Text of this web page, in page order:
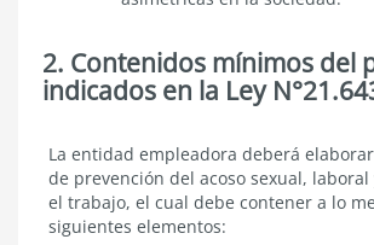
2. Contenidos mínimos del
indicados en la Ley
Contenidos
mínimos
del
protocolo
indicados
La entidad empleadora deberá
de prevención del acoso sexual,
el trabajo, el cual debe contener a lo
siguientes elementos: